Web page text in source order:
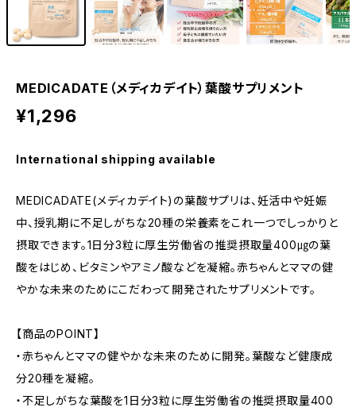
MEDICADATE（メディカデイト）葉酸サプリメント
¥1,296
International shipping available
MEDICADATE(メディカデイト)の葉酸サプリは、妊活中や妊娠
中、授乳期に不足しがちな20種の栄養素をこれ一つでしっかりと
摂取できます。1日分3粒に厚生労働省の推奨摂取量400㎍の葉
酸をはじめ、ビタミンやアミノ酸などを凝縮。赤ちゃんとママの健
やかな未来のためにこだわって開発されたサプリメントです。
【商品のPOINT】
・赤ちゃんとママの健やかな未来のために開発。葉酸など健康成
分20種を凝縮。
・不足しがちな葉酸を1日分3粒に厚生労働省の推奨摂取量400